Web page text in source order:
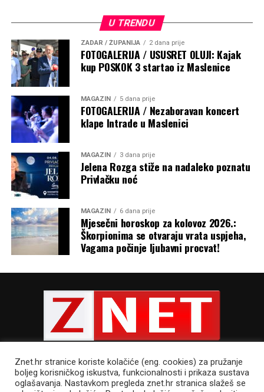
U TRENDU
ZADAR / ŽUPANIJA 2 dana prije
FOTOGALERIJA / USUSRET OLUJI: Kajak
kup POSKOK 3 startao iz Maslenice
MAGAZIN 5 dana prije
FOTOGALERIJA / Nezaboravan koncert
klape Intrade u Maslenici
MAGAZIN 3 dana prije
Jelena Rozga stiže na nadaleko poznatu
Privlačku noć
MAGAZIN 6 dana prije
Mjesečni horoskop za kolovoz 2026.:
Škorpionima se otvaraju vrata uspjeha,
Vagama počinje ljubavni procvat!
Znet.hr stranice koriste kolačiće (eng. cookies) za pružanje
boljeg korisničkog iskustva, funkcionalnosti i prikaza sustava
oglašavanja. Nastavkom pregleda znet.hr stranica slažeš se